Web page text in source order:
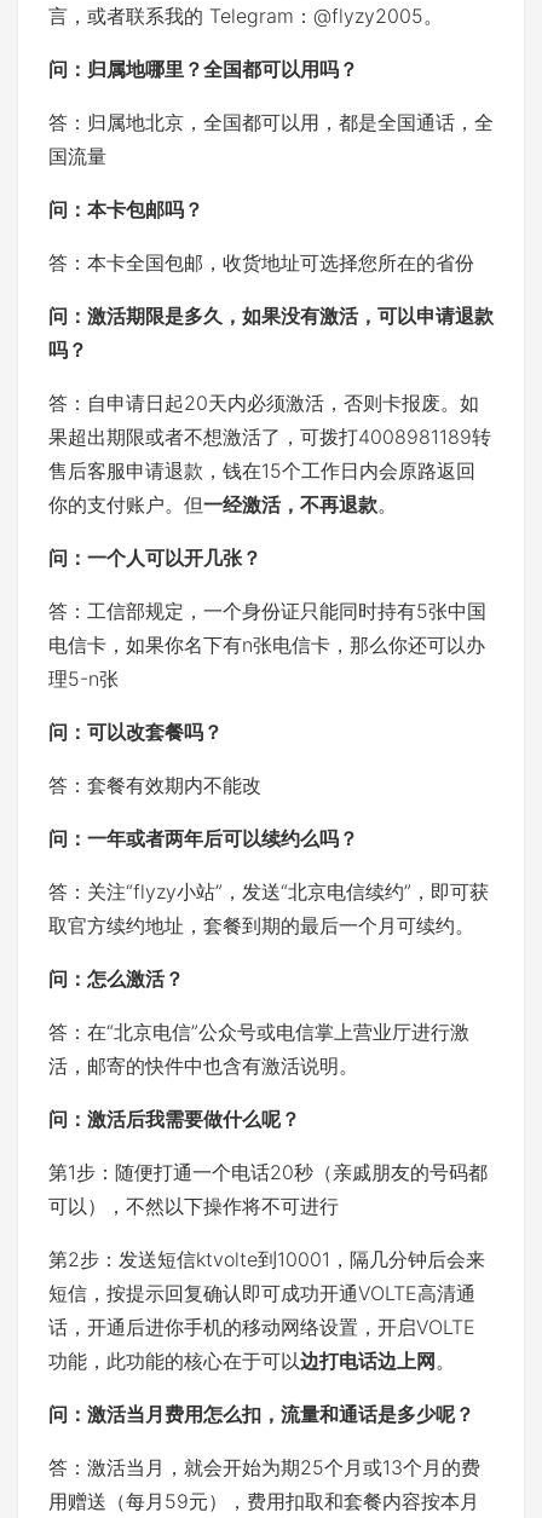
言，或者联系我的 Telegram：@flyzy2005。
问： 归属地哪里？全国都可以用吗？
答：归属地北京，全国都可以用，都是全国通话，全
国流量
问：本卡包邮吗？
答：本卡全国包邮，收货地址可选择您所在的省份
问：激活期限是多久，如果没有激活，可以申请退款
吗？
答：自申请日起20天内必须激活，否则卡报废。如
果超出期限或者不想激活了，可拨打4008981189转
售后客服申请退款，钱在15个工作日内会原路返回
你的支付账户。但一经激活，不再退款。
问： 一个人可以开几张？
答：工信部规定，一个身份证只能同时持有5张中国
电信卡，如果你名下有n张电信卡，那么你还可以办
理5-n张
问： 可以改套餐吗？
答：套餐有效期内不能改
问： 一年或者两年后可以续约么吗？
答：关注“flyzy小站”，发送“北京电信续约”，即可获
取官方续约地址，套餐到期的最后一个月可续约。
问： 怎么激活？
答：在“北京电信”公众号或电信掌上营业厅进行激
活，邮寄的快件中也含有激活说明。
问： 激活后我需要做什么呢？
第1步：随便打通一个电话20秒（亲戚朋友的号码都
可以），不然以下操作将不可进行
第2步：发送短信ktvolte到10001，隔几分钟后会来
短信，按提示回复确认即可成功开通VOLTE高清通
话，开通后进你手机的移动网络设置，开启VOLTE
功能，此功能的核心在于可以边打电话边上网。
问：激活当月费用怎么扣，流量和通话是多少呢？
答：激活当月，就会开始为期25个月或13个月的费
用赠送（每月59元），费用扣取和套餐内容按本月